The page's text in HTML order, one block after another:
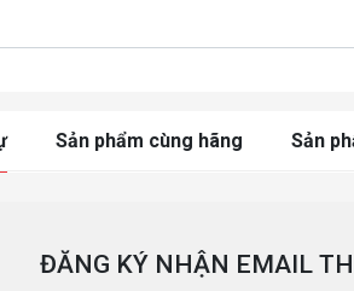
Sản phẩm cùng hãng Sản
ĐĂNG KÝ NHẬN EMAIL